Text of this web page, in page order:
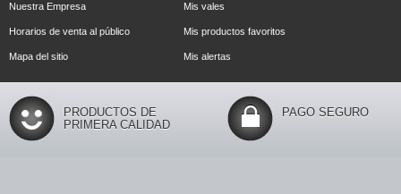
Nuestra Empresa
Horarios de venta al público
Mapa del sitio
Mis vales
Mis productos favoritos
Mis alertas
PRODUCTOS DE
PRIMERA CALIDAD
PAGO SEGURO